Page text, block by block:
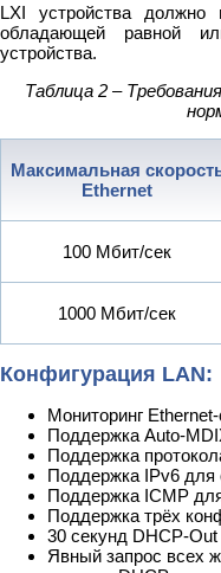
LXI устройства должно
обладающей равной
устройства.
Таблица 2 –
Максимальная
Ethernet
100 Мбит/сек
1000 Мбит/сек
Конфигурация LAN:
Мониторинг
Поддержка Auto-
Поддержка
Поддержка IPv6 для
Поддержка ICMP
Поддержка трёх
30 секунд DHCP-
Явный запрос всех